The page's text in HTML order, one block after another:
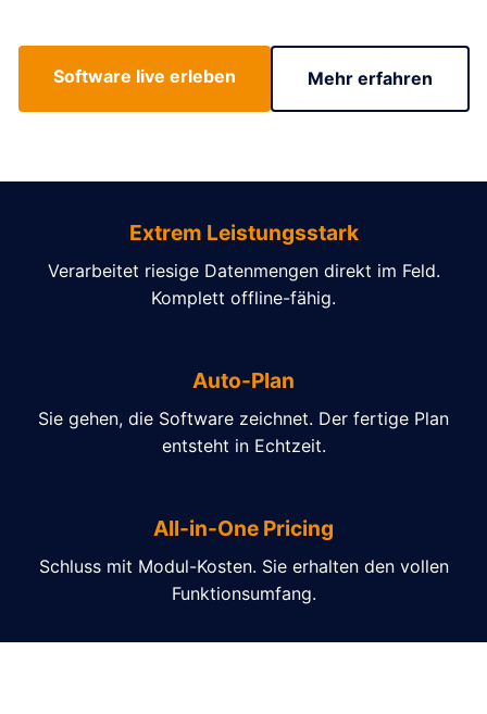
Software live erleben Mehr erfahren
Extrem Leistungsstark
Verarbeitet riesige Datenmengen direkt im Feld.
Komplett offline-fähig.
Auto-Plan
Sie gehen, die Software zeichnet. Der fertige Plan
entsteht in Echtzeit.
All-in-One Pricing
Schluss mit Modul-Kosten. Sie erhalten den vollen
Funktionsumfang.